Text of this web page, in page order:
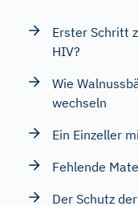
Erster Schritt
HIV?
Wie
wechseln
Ein Einzeller
Fehlende
Der Schutz